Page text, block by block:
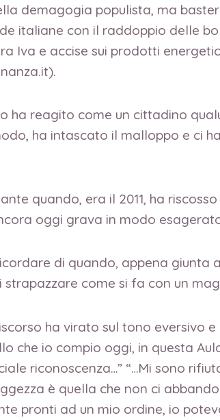
demagogia populista, ma
italiane con il raddoppio delle
Iva e accise sui prodotti
ha reagito come un cittadino
ha intascato il malloppo e ci
quando, era il 2011, ha
oggi grava in modo
di quando, appena
strapazzare come si fa con un
ha virato sul tono eversivo
che io compio oggi, in questa
riconoscenza…” “…Mi sono
è quella che non ci
pronti ad un mio ordine, io